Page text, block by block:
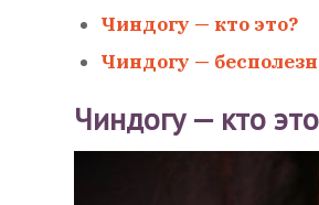
Чиндогу — кто это?
Чиндогу —
Чиндогу — кто